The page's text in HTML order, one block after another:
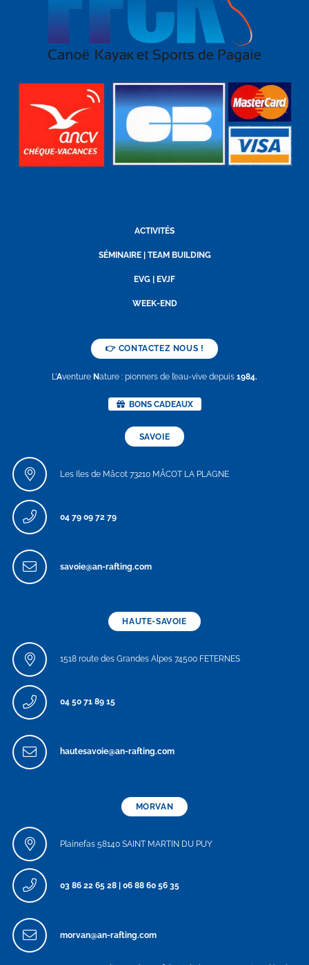
ACTIVITÉS
SÉMINAIRE | TEAM BUILDING
EVG | EVJF
WEEK-END
👉 CONTACTEZ NOUS !
L’Aventure Nature : pionners de l’eau-vive depuis 1984.
BONS CADEAUX
SAVOIE
Les Iles de Mâcot 73210 MÂCOT LA PLAGNE
04 79 09 72 79
savoie@an-rafting.com
HAUTE-SAVOIE
1518 route des Grandes Alpes 74500 FETERNES
04 50 71 89 15
hautesavoie@an-rafting.com
MORVAN
Plainefas 58140 SAINT MARTIN DU PUY
03 86 22 65 28 06 88 60 56 35
morvan@an-rafting.com